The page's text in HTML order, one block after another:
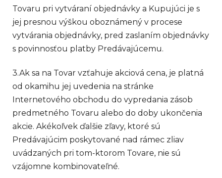
Tovaru pri vytváraní objednávky a Kupujúci je s
jej presnou výškou oboznámený v procese
vytvárania objednávky, pred zaslaním objednávky
s povinnosťou platby Predávajúcemu.
3.Ak sa na Tovar vzťahuje akciová cena, je platná
od okamihu jej uvedenia na stránke
Internetového obchodu do vypredania zásob
predmetného Tovaru alebo do doby ukončenia
akcie. Akékoľvek ďalšie zľavy, ktoré sú
Predávajúcim poskytované nad rámec zliav
uvádzaných pri tom-ktorom Tovare, nie sú
vzájomne kombinovateľné.